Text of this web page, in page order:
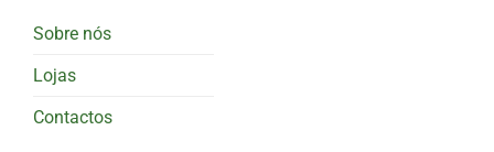
Sobre nós
Lojas
Contactos